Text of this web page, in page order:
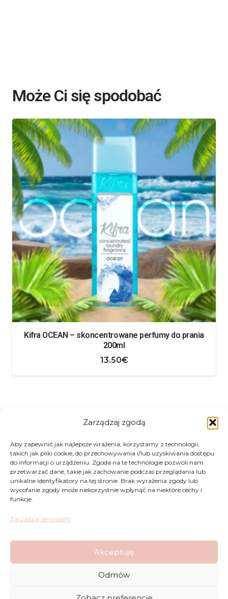
Zarządzaj zgodą
Aby zapewnić jak najlepsze wrażenia, korzystamy z technologii,
takich jak pliki cookie, do przechowywania i/lub uzyskiwania dostępu
do informacji o urządzeniu. Zgoda na te technologie pozwoli nam
przetwarzać dane, takie jak zachowanie podczas przeglądania lub
unikalne identyfikatory na tej stronie. Brak wyrażenia zgody lub
wycofanie zgody może niekorzystnie wpłynąć na niektóre cechy i
funkcje.
Zarządzaj serwisami
Akceptuję
Odmów
Może Ci się spodobać
Kifra OCEAN – skoncentrowane perfumy do prania
200ml
13.50€
FAQ
Sklep
Kontakt
Zwroty
Regulamin
Reklamacje